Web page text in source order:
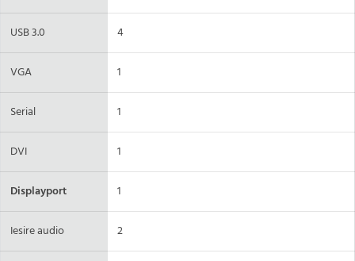
USB 3.0 4
VGA 1
Serial 1
DVI 1
Displayport 1
Iesire audio 2